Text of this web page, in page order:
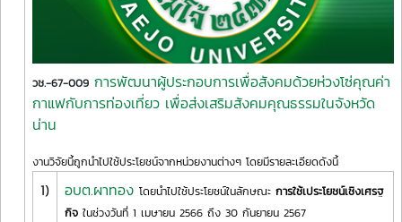
วช.-67-009 การพัฒนาผู้ประกอบการเพื่อสังคมด้วยห่วงโซ่คุณค่า
กาแฟกับการท่องเที่ยว เพื่อส่งเสริมสังคมคุณธรรมในจังหวัด
น่าน
งานวิจัยนี้ถูกนำไปใช้ประโยชน์จากหน่วยงานต่างๆ โดยมีรายละเอียดดังนี้
1) อบต.ผาทอง โดยนำไปใช้ประโยชน์ในลักษณะ การใช้เประโยชน์เชิงเศรฐ
กิจ ในช่วงวันที่ 1 เมษายน 2566 ถึง 30 กันยายน 2567